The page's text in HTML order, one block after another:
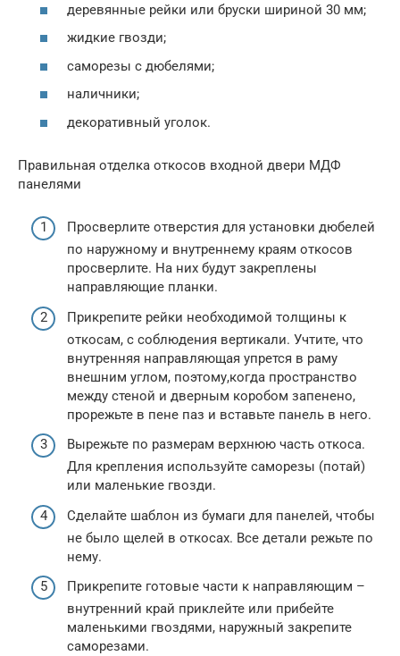
деревянные рейки или бруски шириной 30 мм;
жидкие гвозди;
саморезы с дюбелями;
наличники;
декоративный уголок.
Правильная отделка откосов входной двери МДФ
панелями
Просверлите отверстия для установки дюбелей
по наружному и внутреннему краям откосов
просверлите. На них будут закреплены
направляющие планки.
Прикрепите рейки необходимой толщины к
откосам, с соблюдения вертикали. Учтите, что
внутренняя направляющая упрется в раму
внешним углом, поэтому,когда пространство
между стеной и дверным коробом запенено,
прорежьте в пене паз и вставьте панель в него.
Вырежьте по размерам верхнюю часть откоса.
Для крепления используйте саморезы (потай)
или маленькие гвозди.
Сделайте шаблон из бумаги для панелей, чтобы
не было щелей в откосах. Все детали режьте по
нему.
Прикрепите готовые части к направляющим –
внутренний край приклейте или прибейте
маленькими гвоздями, наружный закрепите
саморезами.